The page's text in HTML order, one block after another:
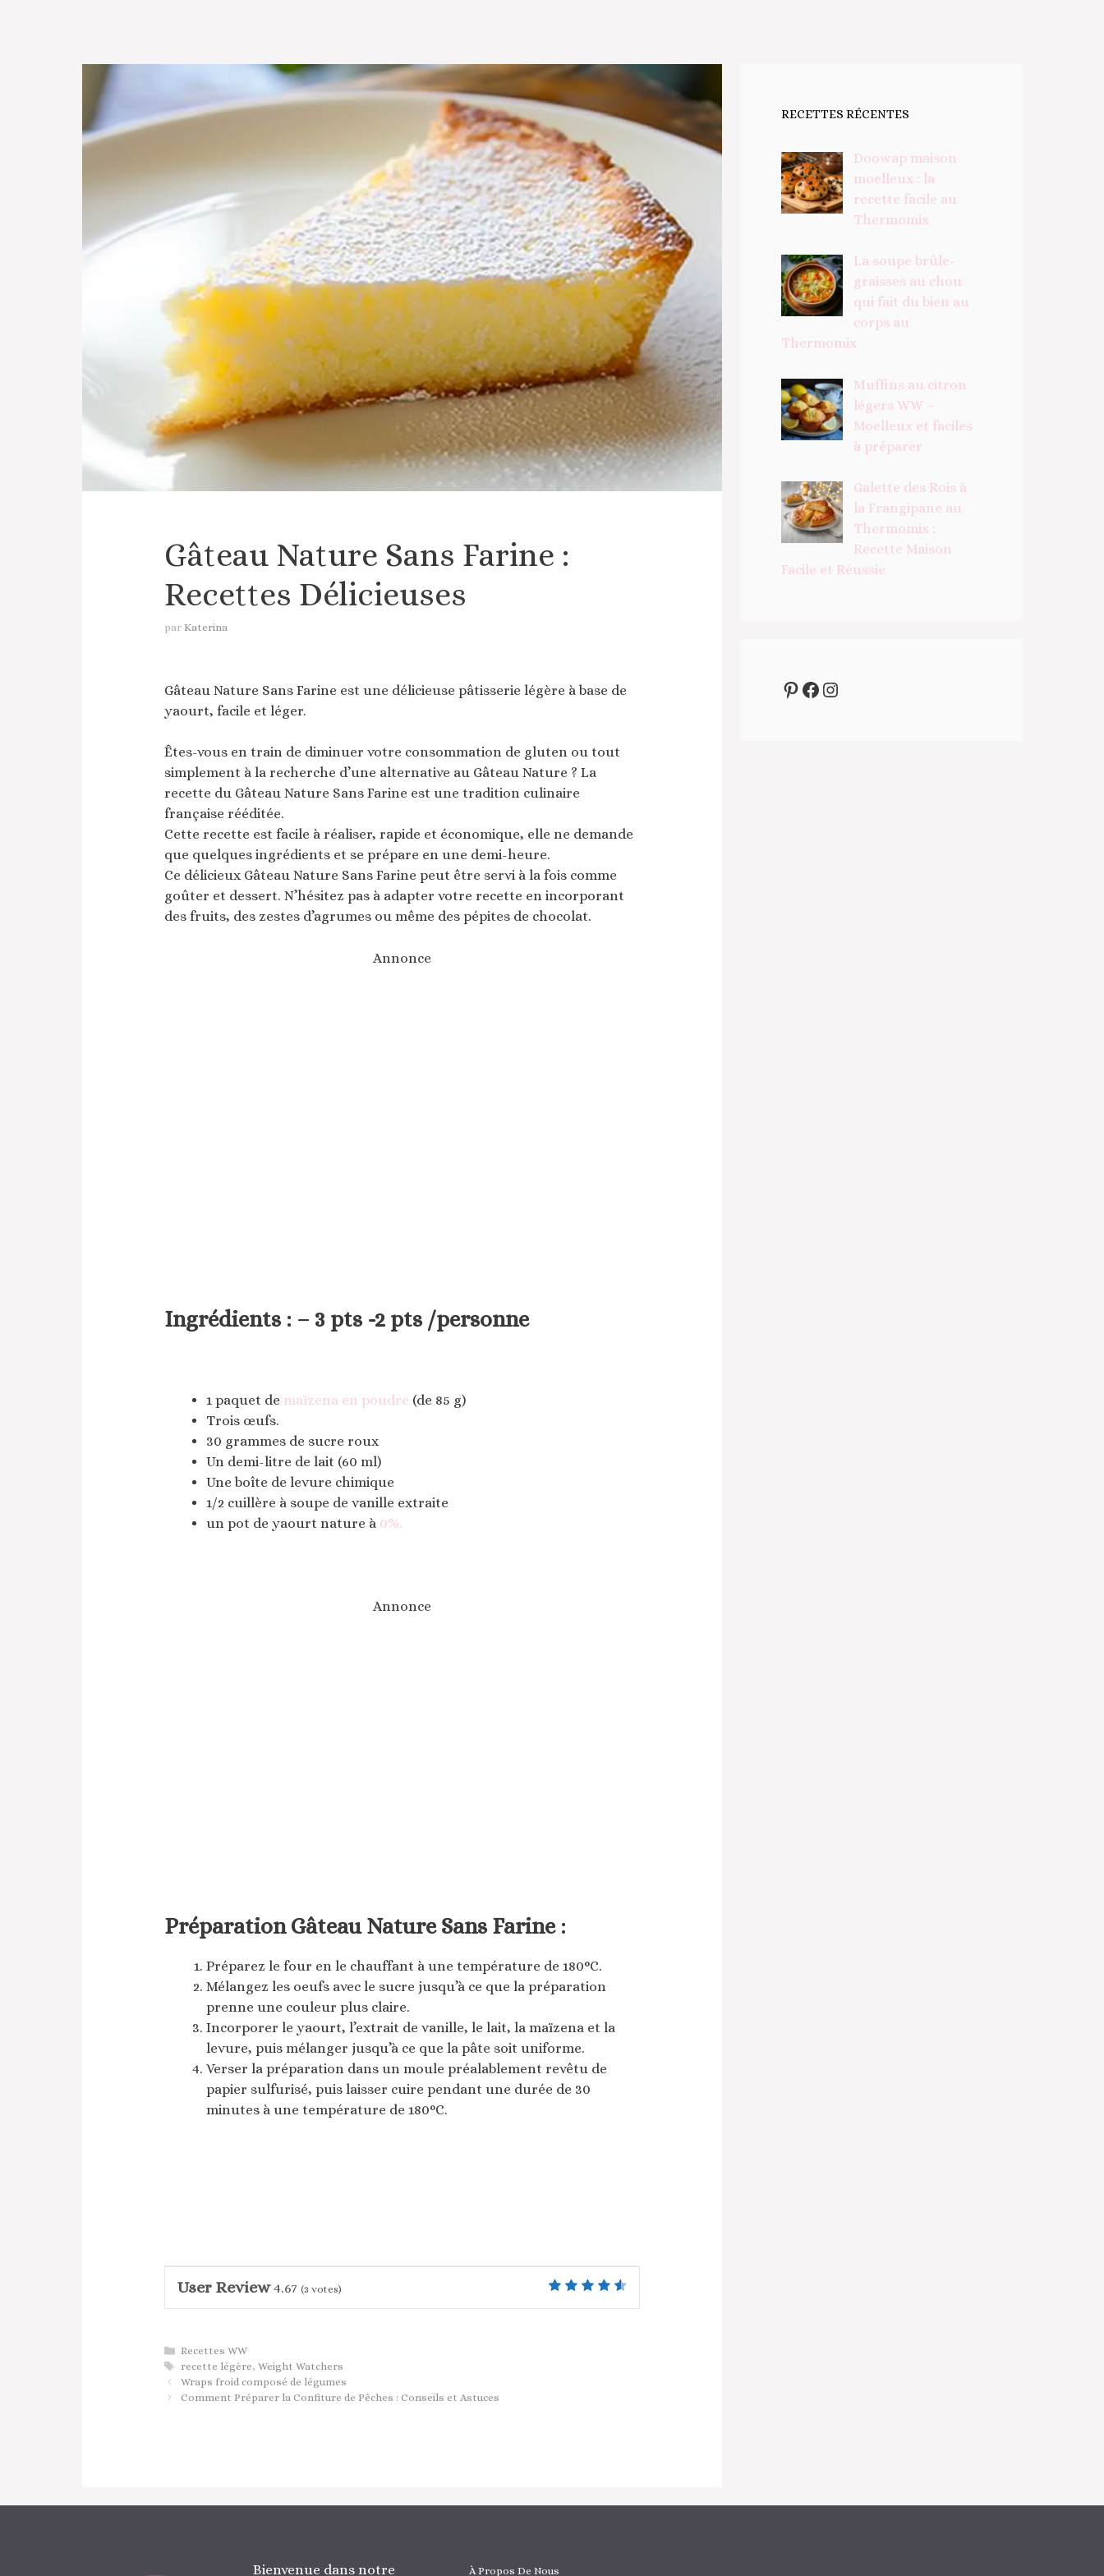
Gâteau Nature Sans Farine :
Recettes Délicieuses
par Katerina
Gâteau Nature Sans Farine est une délicieuse pâtisserie légère à base de
yaourt, facile et léger.
Êtes-vous en train de diminuer votre consommation de gluten ou tout
simplement à la recherche d’une alternative au Gâteau Nature ? La
recette du Gâteau Nature Sans Farine est une tradition culinaire
française rééditée.
Cette recette est facile à réaliser, rapide et économique, elle ne demande
que quelques ingrédients et se prépare en une demi-heure.
Ce délicieux Gâteau Nature Sans Farine peut être servi à la fois comme
goûter et dessert. N’hésitez pas à adapter votre recette en incorporant
des fruits, des zestes d’agrumes ou même des pépites de chocolat.
Annonce
Ingrédients : – 3 pts -2 pts /personne
1 paquet de maïzena en poudre (de 85 g)
Trois œufs.
30 grammes de sucre roux
Un demi-litre de lait (60 ml)
Une boîte de levure chimique
1/2 cuillère à soupe de vanille extraite
un pot de yaourt nature à0%.
Annonce
Préparation Gâteau Nature Sans Farine :
Préparez le four en le chauffant à une température de 180°C.
Mélangez les oeufs avec le sucre jusqu’à ce que la préparation
prenne une couleur plus claire.
Incorporer le yaourt, l’extrait de vanille, le lait, la maïzena et la
levure, puis mélanger jusqu’à ce que la pâte soit uniforme.
Verser la préparation dans un moule préalablement revêtu de
papier sulfurisé, puis laisser cuire pendant une durée de 30
minutes à une température de 180°C.
User Review 4.67 (3 votes)
Catégories
Recettes WW
Étiquettes
recette légère,Weight Watchers
Wraps froid composé de légumes
Comment Préparer la Confiture de Pêches : Conseils et Astuces
RECETTES RÉCENTES
Doowap maison
moelleux : la
recette facile au
Thermomix
La soupe brûle-
graisses au chou
qui fait du bien au
corps au
Thermomix
Muffins au citron
légers WW –
Moelleux et faciles
à préparer
Galette des Rois à
la Frangipane au
Thermomix :
Recette Maison
Facile et Réussie
Pinterest
Facebook
Instagram
Bienvenue dans notre À Propos De Nous